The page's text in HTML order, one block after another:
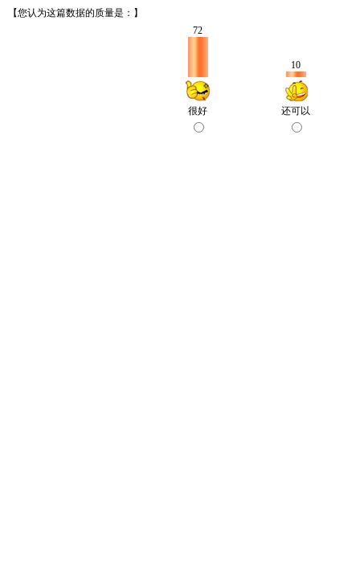
【您认为这篇数据的质量是：】
72
10
很好 还可以